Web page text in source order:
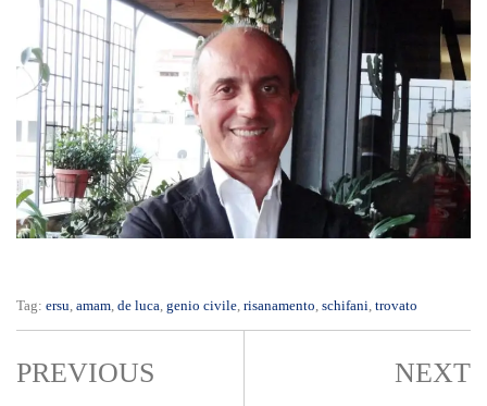
Tag: ersu, amam, de luca, genio civile, risanamento, schifani, trovato
PREVIOUS NEXT